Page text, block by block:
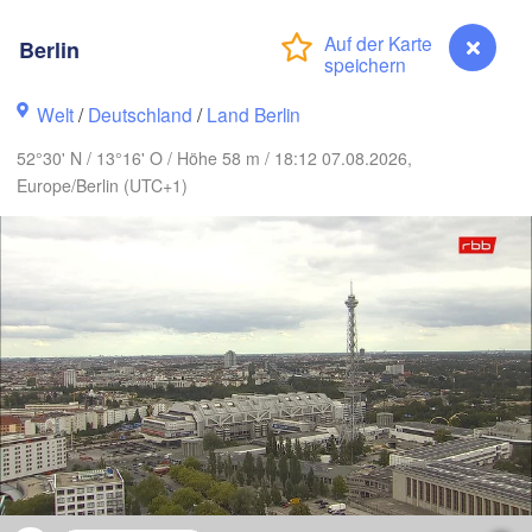
Berlin
Welt/Deutschland /Land Berlin
52°30' N / 13°16' O / Höhe 58 m / 18:12 07.08.2026,
Europe/Berlin (UTC+1)
Aarhus
Hamburg
København
Rostock Koszalin
Szczecin
Berlin